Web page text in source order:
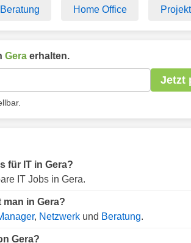
Beratung Home Office
Gera erhalten.
Jetzt
für IT in Gera?
IT Jobs in Gera.
in Gera?
, Netzwerk und Beratung.
Gera?